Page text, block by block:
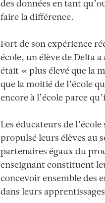
des données en tant
faire la différence.
Fort de son expérience
école, un élève de Delta
était « plus élevé que la
que la moitié de l’école
encore à l’école parce
Les éducateurs de
propulsé leurs élèves au
partenaires égaux du
enseignant constituent
concevoir ensemble des
dans leurs